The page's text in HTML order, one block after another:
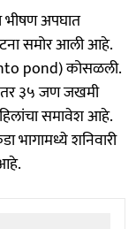
अपघात
समोर आली आहे.
pond) कोसळली.
तर ३५ जण जखमी
समावेश आहे.
भागामध्ये शनिवारी